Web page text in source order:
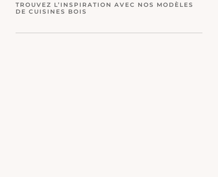
TROUVEZ L’INSPIRATION AVEC NOS MODÈLES
DE CUISINES BOIS